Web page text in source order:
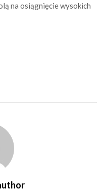
na osiągnięcie wysokich